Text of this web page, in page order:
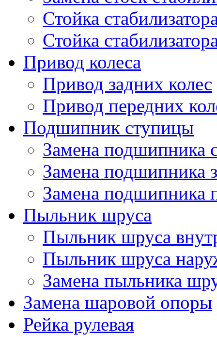
Стойка
Стойка
Привод колеса
Привод задних колес
Привод передних
Подшипник ступицы
Замена подшипника
Замена подшипника
Замена подшипника
Пыльник шруса
Пыльник шруса
Пыльник шруса
Замена пыльника
Замена шаровой опоры
Рейка рулевая